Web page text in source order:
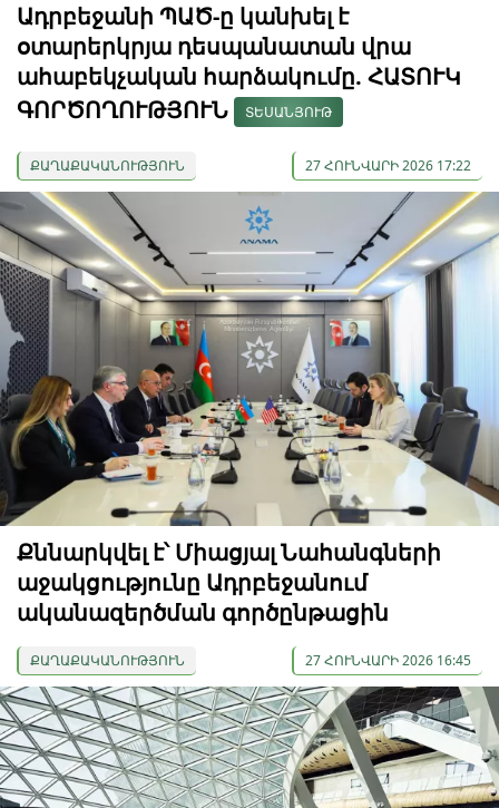
Ադրբեջանի ՊԱԾ-ը կանխել է
օտարերկրյա դեսպանատան վրա
ահաբեկչական հարձակումը. ՀԱՏՈՒԿ
ԳՈՐԾՈՂՈՒԹՅՈՒՆ
ՏԵՍԱՆՅՈՒԹ
ՔԱՂԱՔԱԿԱՆՈՒԹՅՈՒՆ 27 ՀՈՒՆՎԱՐԻ 2026 17:22
Քննարկվել է՝ Միացյալ Նահանգների
աջակցությունը Ադրբեջանում
ականազերծման գործընթացին
ՔԱՂԱՔԱԿԱՆՈՒԹՅՈՒՆ 27 ՀՈՒՆՎԱՐԻ 2026 16:45